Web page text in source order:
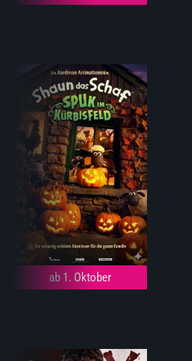
ab 1. Oktober